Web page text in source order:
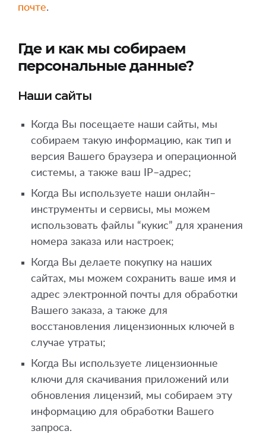
почте.
Где и как мы собираем
персональные данные?
Наши сайты
Когда Вы посещаете наши сайты, мы
собираем такую информацию, как тип и
версия Вашего браузера и операционной
системы, а также ваш IP–адрес;
Когда Вы используете наши онлайн–
инструменты и сервисы, мы можем
использовать файлы “кукис” для хранения
номера заказа или настроек;
Когда Вы делаете покупку на наших
сайтах, мы можем сохранить ваше имя и
адрес электронной почты для обработки
Вашего заказа, а также для
восстановления лицензионных ключей в
случае утраты;
Когда Вы используете лицензионные
ключи для скачивания приложений или
обновления лицензий, мы собираем эту
информацию для обработки Вашего
запроса.